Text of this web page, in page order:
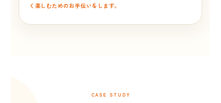
く楽しむためのお手伝いをします。
CASE STUDY